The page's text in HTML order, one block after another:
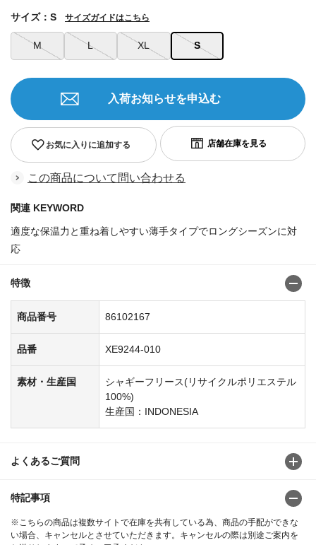
M L XL S
サイズ：S サイズガイドはこちら
お気に入りに追加する
入荷お知らせを申込む
この商品について問い合わせる
関連 KEYWORD
適度な保温力と重ね着しやすい薄手タイプでロングシーズンに対
応
特徴
商品番号 86102167
品番 XE9244-010
素材・生産国
シャギーフリース(リサイクルポリエステル
100%)
生産国：INDONESIA
よくあるご質問
特記事項
※こちらの商品は複数サイトで在庫を共有している為、商品の手配ができな
い場合、キャンセルとさせていただきます。キャンセルの際は別途ご案内を